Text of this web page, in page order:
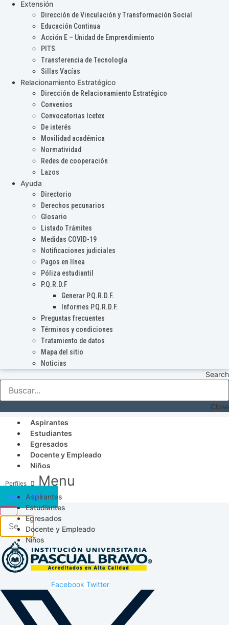
Extensión
Dirección de Vinculación y Transformación Social
Educación Continua
Acción E – Unidad de Emprendimiento
PITS
Transferencia de Tecnología
Sillas Vacías
Relacionamiento Estratégico
Dirección de Relacionamiento Estratégico
Convenios
Convocatorias Icetex
De interés
Movilidad académica
Normatividad
Redes de cooperación
Lazos
Ayuda
Directorio
Derechos pecunarios
Glosario
Listado Trámites
Medidas COVID-19
Notificaciones judiciales
Pagos en línea
Póliza estudiantil
P.Q.R.D.F
Generar P.Q.R.D.F.
Informes P.Q.R.D.F.
Preguntas frecuentes
Términos y condiciones
Tratamiento de datos
Mapa del sitio
Noticias
Search
Close
Aspirantes
Estudiantes
Egresados
Docente y Empleado
Niños
Menu
Aspirantes
Estudiantes
Egresados
Docente y Empleado
Niños
Acceso SICAU
Facebook Twitter